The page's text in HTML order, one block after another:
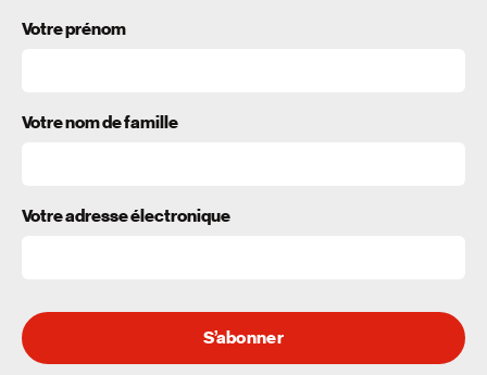
Votre prénom
Votre nom de famille
Votre adresse électronique
S’abonner